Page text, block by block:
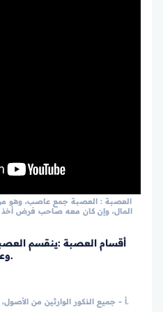
العصبة : العصبة جمع عاصب، وهو من
المال، وإن كان معه صاحب فرض أخذ
أقسام العصبة :ينقسم
وعصبة بالغير، وعصبة مع الغير.
أ - جميع الذكور الوارثين من الأصول، والفروع، والحواشي، إلا الإخوة من الأم.